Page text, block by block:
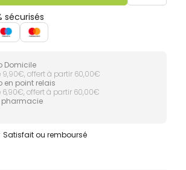
sécurisés
Domicile
9,90€, offert à partir 60,00€
en point relais
6,90€, offert à partir 60,00€
pharmacie
Satisfait ou remboursé